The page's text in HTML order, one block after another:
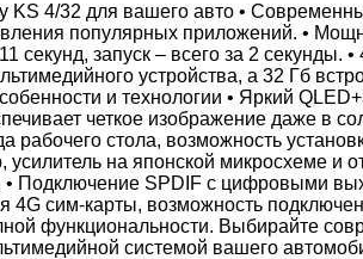
4/32 для вашего авто •
популярных приложений. •
секунд, запуск – всего за 2 секунды.
устройства, а 32 Гб
и технологии • Яркий
четкое изображение даже в
стола, возможность
усилитель на японской микросхеме и
• Подключение SPDIF с цифровыми
4G сим-карты, возможность
функциональности. Выбирайте
системой вашего